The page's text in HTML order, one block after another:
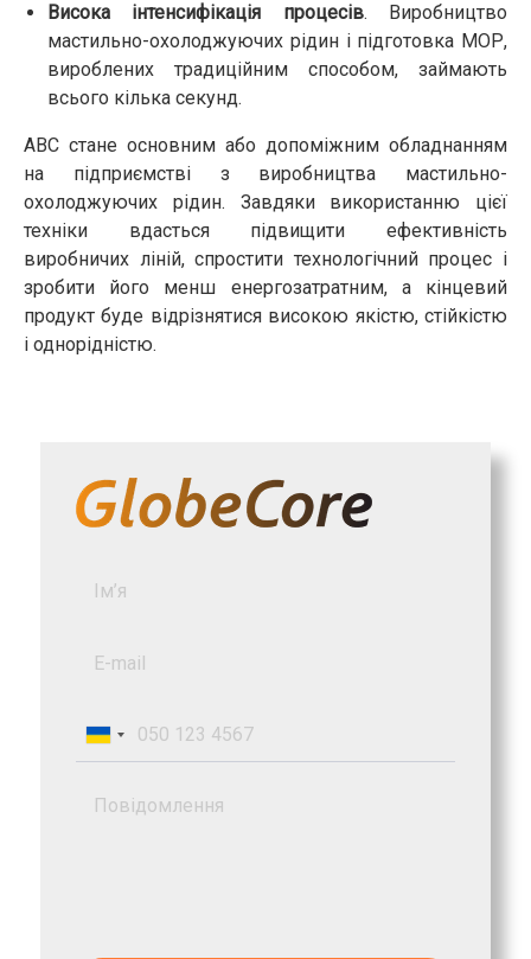
Висока інтенсифікація процесів. Виробництво
мастильно-охолоджуючих рідин і підготовка МОР,
вироблених традиційним способом, займають
всього кілька секунд.
АВС стане основним або допоміжним обладнанням
на підприємстві з виробництва мастильно-
охолоджуючих рідин. Завдяки використанню цієї
техніки вдасться підвищити ефективність
виробничих ліній, спростити технологічний процес і
зробити його менш енергозатратним, а кінцевий
продукт буде відрізнятися високою якістю, стійкістю
і однорідністю.